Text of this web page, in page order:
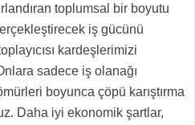
toplumsal bir boyutu
iş gücünü
kardeşlerimizi
sadece iş olanağı
boyunca çöpü karıştırma
Daha iyi ekonomik şartlar,